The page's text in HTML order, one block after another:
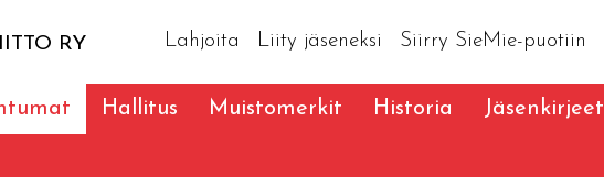
RY Lahjoita Liity jäseneksi Siirry SieMie-puotiin
Hallitus Muistomerkit Historia Jäsenkirjeet